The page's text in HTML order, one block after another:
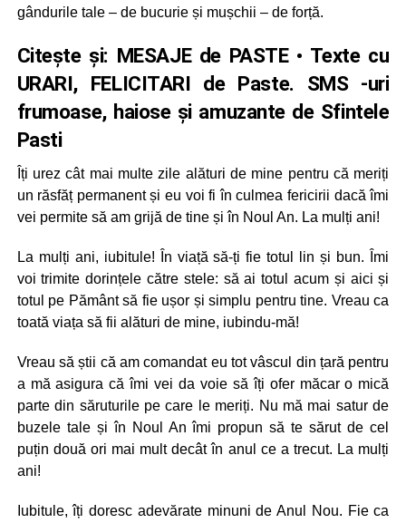
gândurile tale – de bucurie și mușchii – de forță.
Citește și: MESAJE de PASTE • Texte cu
URARI, FELICITARI de Paste. SMS -uri
frumoase, haiose şi amuzante de Sfintele
Pasti
Îți urez cât mai multe zile alături de mine pentru că meriți
un răsfăț permanent și eu voi fi în culmea fericirii dacă îmi
vei permite să am grijă de tine și în Noul An. La mulți ani!
La mulți ani, iubitule! În viață să-ți fie totul lin și bun. Îmi
voi trimite dorințele către stele: să ai totul acum și aici și
totul pe Pământ să fie ușor și simplu pentru tine. Vreau ca
toată viața să fii alături de mine, iubindu-mă!
Vreau să știi că am comandat eu tot vâscul din țară pentru
a mă asigura că îmi vei da voie să îți ofer măcar o mică
parte din săruturile pe care le meriți. Nu mă mai satur de
buzele tale și în Noul An îmi propun să te sărut de cel
puțin două ori mai mult decât în anul ce a trecut. La mulți
ani!
Iubitule, îți doresc adevărate minuni de Anul Nou. Fie ca